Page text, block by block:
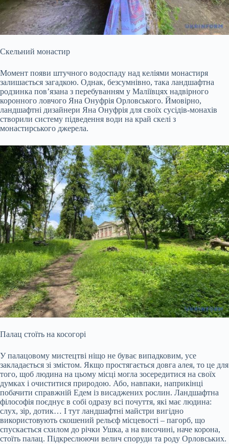
Скельний монастир
Момент появи штучного водоспаду над келіями монастиря
залишається загадкою. Однак, безсумнівно, така ландшафтна
родзинка пов’язана з перебуванням у Маліївцях надвірного
коронного ловчого Яна Онуфрія Орловського. Ймовірно,
ландшафтні дизайнери Яна Онуфрія для своїх сусідів-монахів
створили систему підведення води на край скелі з
монастирського джерела.
Палац стоїть на косогорі
У палацовому мистецтві ніщо не буває випадковим, усе
закладається зі змістом. Якщо простягається довга алея, то це для
того, щоб людина на цьому місці могла зосередитися на своїх
думках і очиститися природою. Або, навпаки, наприкінці
побачити справжній Едем із висаджених рослин. Ландшафтна
філософія поєднує в собі одразу всі почуття, які має людина:
слух, зір, дотик… І тут ландшафтні майстри вигідно
використовують скошений рельєф місцевості – пагорб, що
спускається схилом до річки Ушка, а на височині, наче корона,
стоїть палац. Підкреслюючи велич споруди та роду Орловських.